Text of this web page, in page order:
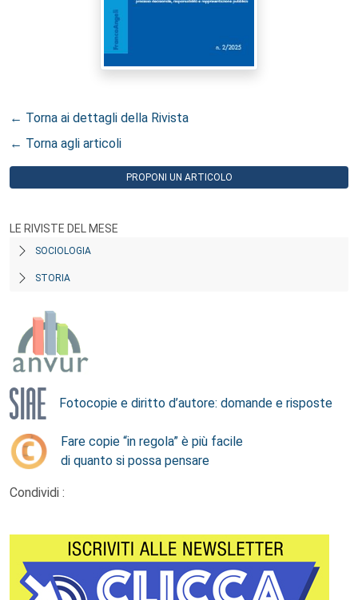
← Torna ai dettagli della Rivista
← Torna agli articoli
PROPONI UN ARTICOLO
LE RIVISTE DEL MESE
SOCIOLOGIA
STORIA
Fotocopie e diritto d’autore: domande e risposte
Fare copie “in regola” è più facile
di quanto si possa pensare
Condividi :